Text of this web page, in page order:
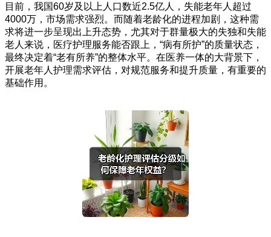
目前，我国60岁及以上人口数近2.5亿人，失能老年人超过
4000万，市场需求强烈。而随着老龄化的进程加剧，这种需
求将进一步呈现出上升态势，尤其对于群量极大的失独和失能
老人来说，医疗护理服务能否跟上，“病有所护”的质量状态，
最终决定着“老有所养”的整体水平。在医养一体的大背景下，
开展老年人护理需求评估，对规范服务和提升质量，有重要的
基础作用。